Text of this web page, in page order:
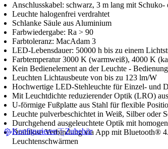
Anschlusskabel: schwarz, 3 m lang mit Schuko-
Leuchte halogenfrei verdrahtet
Schlanke Säule aus Aluminium
Farbwiedergabe: Ra > 90
Farbtoleranz: MacAdam 3
LED-Lebensdauer: 50000 h bis zu einem
Farbtemperatur 3000 K (warmweiß), 4000 K
Kein Bedienelement an der Leuchte -
Leuchten Lichtausbeute von bis zu 123 lm/W
Hochwertige LED-Stehleuchte für Einzel- und
Mit Leuchtdichte reduzierender Optik (LRO)
U-förmige Fußplatte aus Stahl für flexible
Leuchte pulverbeschichtet in Weiß, Silber oder
Durchgehend ausgeleuchtete Optik mit
Drahtlose Verbindung via App mit Bluetooth®
Leuchtenschwärmen
Konfigurieren Zubehör